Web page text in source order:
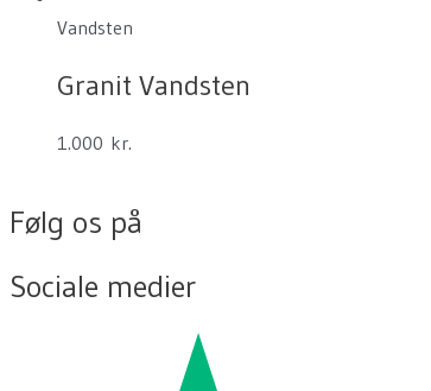
Vandsten
Granit Vandsten
1.000 kr.
Følg os på
Sociale medier